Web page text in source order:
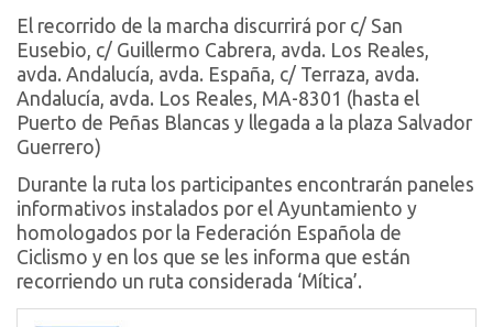
El recorrido de la marcha discurrirá por c/ San
Eusebio, c/ Guillermo Cabrera, avda. Los Reales,
avda. Andalucía, avda. España, c/ Terraza, avda.
Andalucía, avda. Los Reales, MA-8301 (hasta el
Puerto de Peñas Blancas y llegada a la plaza Salvador
Guerrero)
Durante la ruta los participantes encontrarán paneles
informativos instalados por el Ayuntamiento y
homologados por la Federación Española de
Ciclismo y en los que se les informa que están
recorriendo un ruta considerada ‘Mítica’.